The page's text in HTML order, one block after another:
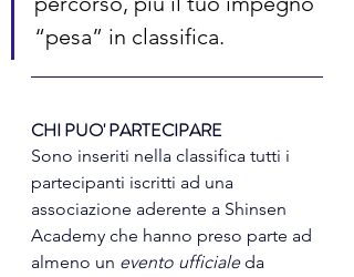
“pesa” in classifica.
CHI PUO' PARTECIPARE
Sono inseriti nella classifica tutti i
partecipanti iscritti ad una
associazione aderente a Shinsen
Academy che hanno preso parte ad
almeno un evento ufficiale da